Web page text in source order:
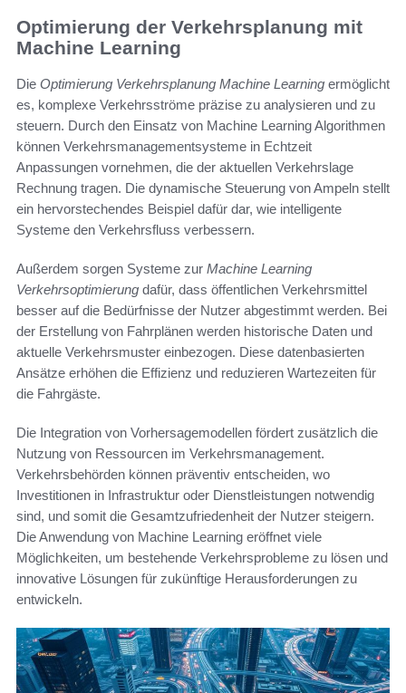
Optimierung der Verkehrsplanung mit
Machine Learning
Die Optimierung Verkehrsplanung Machine Learning ermöglicht
es, komplexe Verkehrsströme präzise zu analysieren und zu
steuern. Durch den Einsatz von Machine Learning Algorithmen
können Verkehrsmanagementsysteme in Echtzeit
Anpassungen vornehmen, die der aktuellen Verkehrslage
Rechnung tragen. Die dynamische Steuerung von Ampeln stellt
ein hervorstechendes Beispiel dafür dar, wie intelligente
Systeme den Verkehrsfluss verbessern.
Außerdem sorgen Systeme zur Machine Learning
Verkehrsoptimierung dafür, dass öffentlichen Verkehrsmittel
besser auf die Bedürfnisse der Nutzer abgestimmt werden. Bei
der Erstellung von Fahrplänen werden historische Daten und
aktuelle Verkehrsmuster einbezogen. Diese datenbasierten
Ansätze erhöhen die Effizienz und reduzieren Wartezeiten für
die Fahrgäste.
Die Integration von Vorhersagemodellen fördert zusätzlich die
Nutzung von Ressourcen im Verkehrsmanagement.
Verkehrsbehörden können präventiv entscheiden, wo
Investitionen in Infrastruktur oder Dienstleistungen notwendig
sind, und somit die Gesamtzufriedenheit der Nutzer steigern.
Die Anwendung von Machine Learning eröffnet viele
Möglichkeiten, um bestehende Verkehrsprobleme zu lösen und
innovative Lösungen für zukünftige Herausforderungen zu
entwickeln.